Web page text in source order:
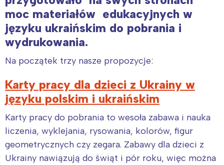
moc materiałów edukacyjnych w
języku ukraińskim do pobrania i
wydrukowania.
Na początek trzy nasze propozycje:
Karty pracy dla dzieci z Ukrainy w
języku polskim i ukraińskim
Karty pracy do pobrania to wesoła zabawa i nauka
liczenia, wyklejania, rysowania, kolorów, figur
geometrycznych czy zegara. Zabawy dla dzieci z
Ukrainy nawiązują do świąt i pór roku, więc można